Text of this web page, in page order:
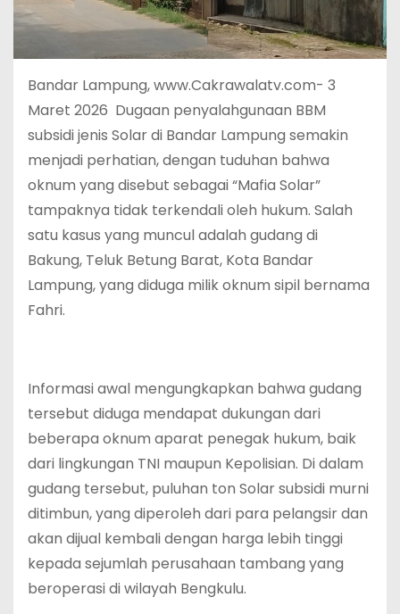
Bandar Lampung, www.Cakrawalatv.com- 3
Maret 2026 Dugaan penyalahgunaan BBM
subsidi jenis Solar di Bandar Lampung semakin
menjadi perhatian, dengan tuduhan bahwa
oknum yang disebut sebagai “Mafia Solar”
tampaknya tidak terkendali oleh hukum. Salah
satu kasus yang muncul adalah gudang di
Bakung, Teluk Betung Barat, Kota Bandar
Lampung, yang diduga milik oknum sipil bernama
Fahri.
Informasi awal mengungkapkan bahwa gudang
tersebut diduga mendapat dukungan dari
beberapa oknum aparat penegak hukum, baik
dari lingkungan TNI maupun Kepolisian. Di dalam
gudang tersebut, puluhan ton Solar subsidi murni
ditimbun, yang diperoleh dari para pelangsir dan
akan dijual kembali dengan harga lebih tinggi
kepada sejumlah perusahaan tambang yang
beroperasi di wilayah Bengkulu.